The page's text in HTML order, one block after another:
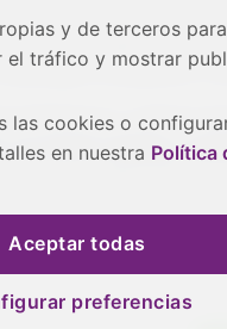
las calles y en los
a la agenda
de género y
históricos y críticos
tanto trabajo y
ha costado ahorrar
la ciudad de
y de terceros
el tráfico y mostrar
las cookies o
en nuestra Política
Aceptar todas
preferencias